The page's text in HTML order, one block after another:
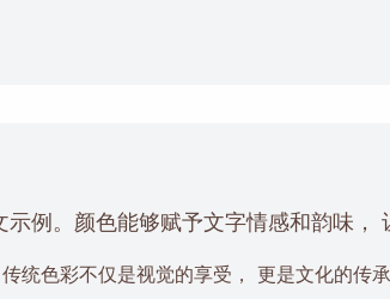
例。颜色能够赋予文字情感和韵味，
统色彩不仅是视觉的享受， 更是文化的传